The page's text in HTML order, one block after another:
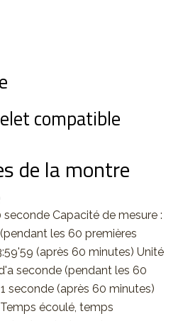
compatible
de la montre
Capacité de mesure :
les 60 premières
(après 60 minutes) Unité
seconde (pendant les 60
seconde (après 60 minutes)
écoulé, temps